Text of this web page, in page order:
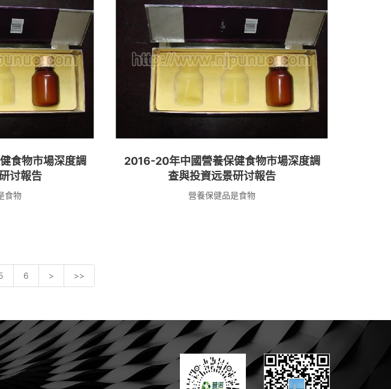
食物市場深度調
讨報告
食物
2016-20年中國營養保健食物市場深度調
查與投資远景研讨報告
營養保健品是食物
6 > >>